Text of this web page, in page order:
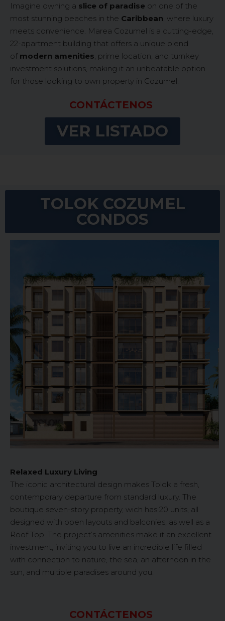
Imagine owning a slice of paradise on one of the
most stunning beaches in the Caribbean , where luxury
meets convenience. Marea Cozumel is a cutting-edge,
22-apartment building that offers a unique blend
of modern amenities , prime location, and turnkey
investment solutions, making it an unbeatable option
for those looking to own property in Cozumel.
CONTÁCTENOS
VER LISTADO
TOLOK COZUMEL
CONDOS
Relaxed Luxury Living
The iconic architectural design makes Tolok a fresh,
contemporary departure from standard luxury. The
boutique seven-story property, wich has 20 units, all
designed with open layouts and balconies, as well as a
Roof Top. The project’s amenities make it an excellent
investment, inviting you to live an incredible life filled
with connection to nature, the sea, an afternoon in the
sun, and multiple paradises around you.
CONTÁCTENOS